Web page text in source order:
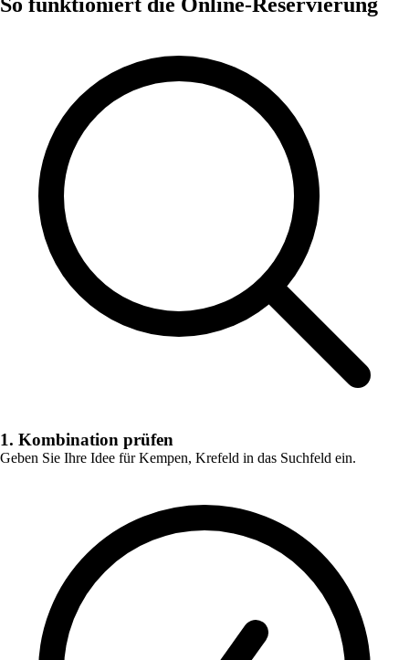
So funktioniert die Online-Reservierung
1. Kombination prüfen
Geben Sie Ihre Idee fürKempen, Krefeld in das Suchfeld ein.